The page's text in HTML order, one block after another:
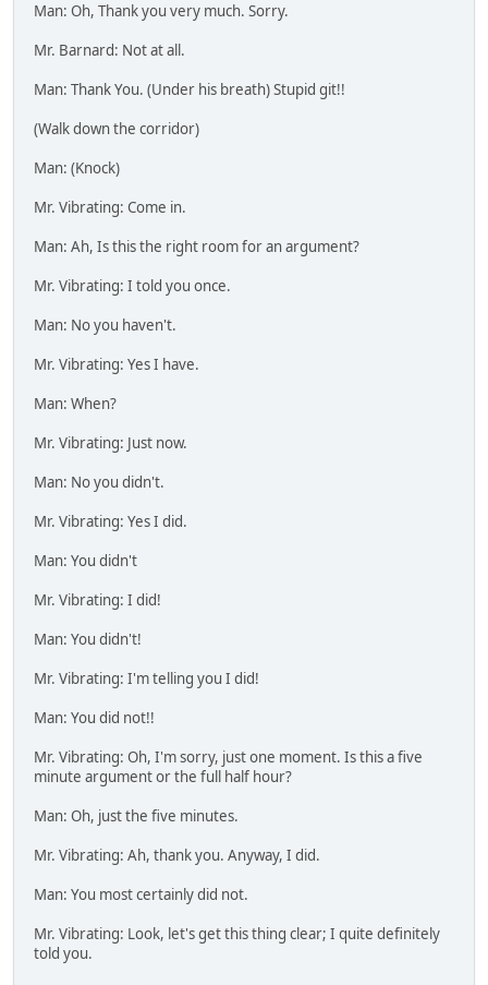
Man: Oh, Thank you very much. Sorry.
Mr. Barnard: Not at all.
Man: Thank You. (Under his breath) Stupid git!!
(Walk down the corridor)
Man: (Knock)
Mr. Vibrating: Come in.
Man: Ah, Is this the right room for an argument?
Mr. Vibrating: I told you once.
Man: No you haven't.
Mr. Vibrating: Yes I have.
Man: When?
Mr. Vibrating: Just now.
Man: No you didn't.
Mr. Vibrating: Yes I did.
Man: You didn't
Mr. Vibrating: I did!
Man: You didn't!
Mr. Vibrating: I'm telling you I did!
Man: You did not!!
Mr. Vibrating: Oh, I'm sorry, just one moment. Is this a five
minute argument or the full half hour?
Man: Oh, just the five minutes.
Mr. Vibrating: Ah, thank you. Anyway, I did.
Man: You most certainly did not.
Mr. Vibrating: Look, let's get this thing clear; I quite definitely
told you.